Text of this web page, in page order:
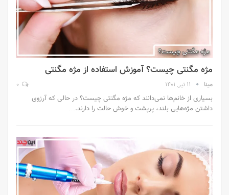
مژه مگنتی چیست؟ آموزش استفاده از مژه مگنتی
مینا 11 تیر, 1401
بسیاری از خانم‌ها نمی‌دانند که مژه مگنتی چیست؟ در حالی که آرزوی
داشتن مژه‌هایی بلند، پرپشت و خوش حالت را دارند.…